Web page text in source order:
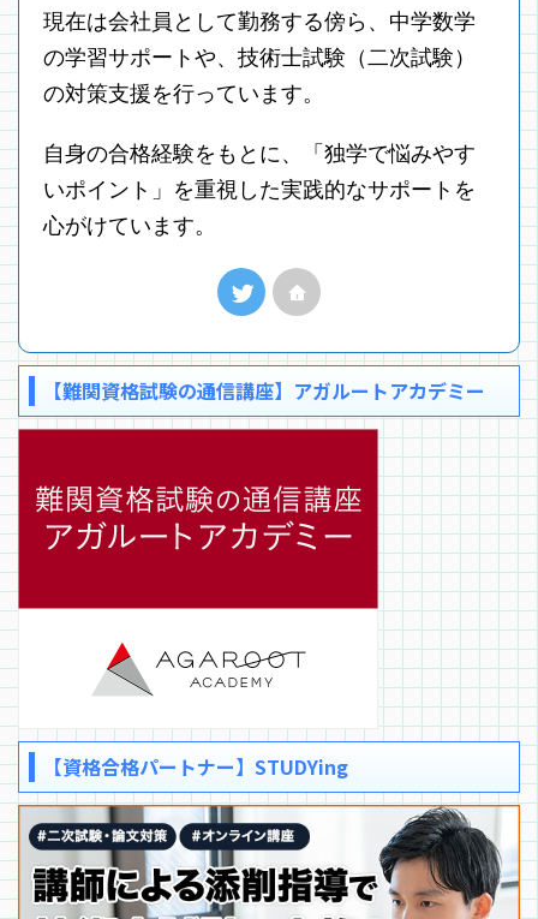
現在は会社員として勤務する傍ら、中学数学
の学習サポートや、技術士試験（二次試験）
の対策支援を行っています。
自身の合格経験をもとに、「独学で悩みやす
いポイント」を重視した実践的なサポートを
心がけています。
【難関資格試験の通信講座】アガルートアカデミー
【資格合格パートナー】STUDYing